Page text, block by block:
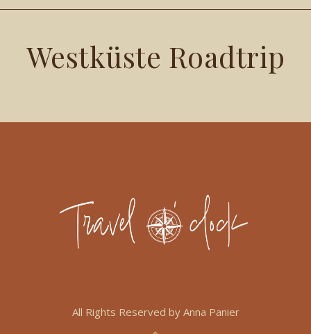
Westküste Roadtrip
All Rights Reserved by Anna Panier